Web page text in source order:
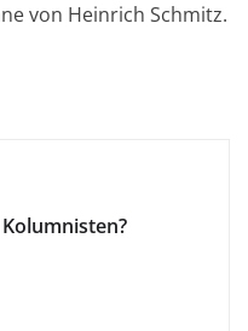
von Heinrich Schmitz.